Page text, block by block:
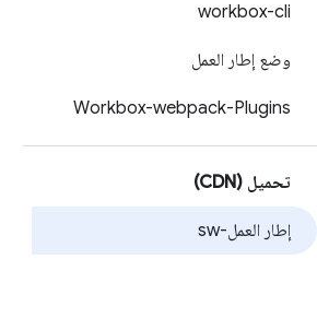
workbox-cli
وضع إطار العمل
Workbox-webpack-Plugins
تحميل (CDN)
إطار العمل-sw